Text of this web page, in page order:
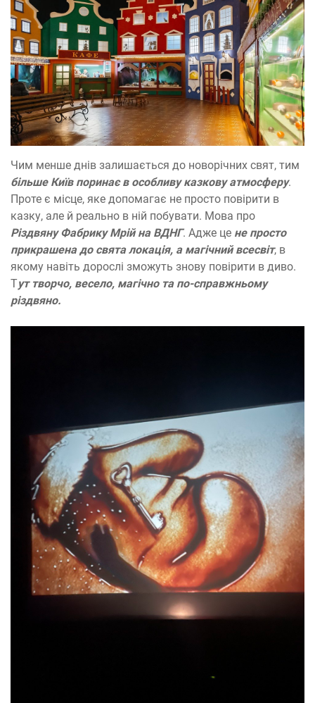
Чим менше днів залишається до новорічних свят, тим
більше Київ поринає в особливу казкову атмосферу.
Проте є місце, яке допомагає не просто повірити в
казку, але й реально в ній побувати. Мова про
Різдвяну Фабрику Мрій на ВДНГ. Адже це не просто
прикрашена до свята локація, а магічний всесвіт, в
якому навіть дорослі зможуть знову повірити в диво.
Тут творчо, весело, магічно та по-справжньому
різдвяно.